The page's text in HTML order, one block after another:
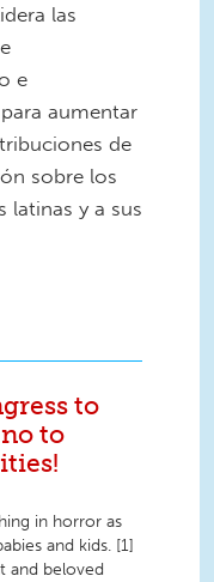
las
e
aumentar
de
sobre los
latinas y a sus
to
to
in horror as
and kids. [1]
and beloved